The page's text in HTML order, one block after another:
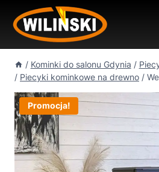
Przejdź
treści
/ Kominki do salonu Gdynia /
/ Piecyki kominkowe na drewno /
Promocja!